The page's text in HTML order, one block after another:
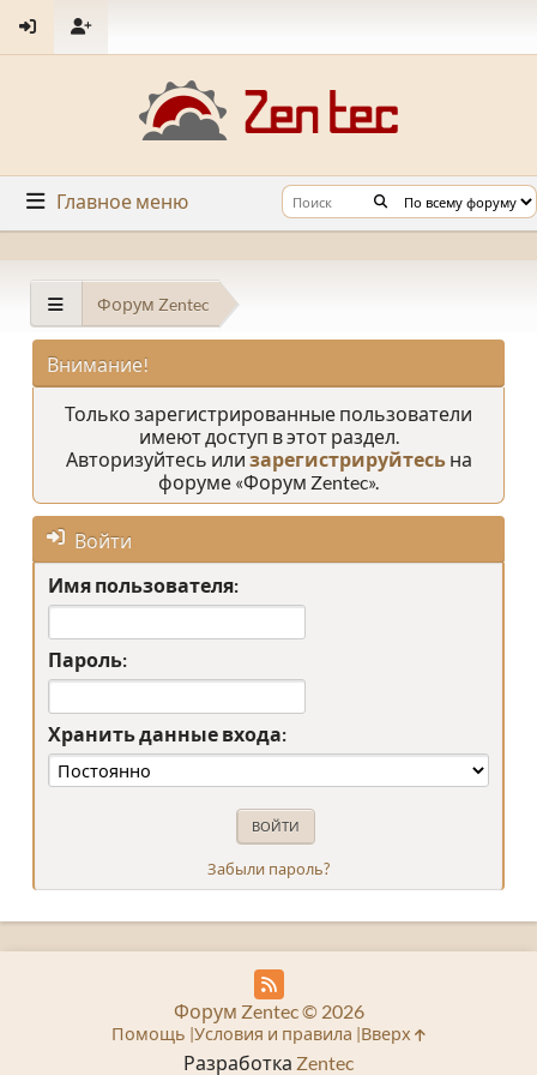
Главное меню
Форум Zentec
Внимание!
Только зарегистрированные пользователи
имеют доступ в этот раздел.
Авторизуйтесь или зарегистрируйтесьна
форуме «Форум Zentec».
Войти
Имя пользователя:
Пароль:
Хранить данные входа:
Забыли пароль?
Разработка Zentec
Форум Zentec © 2026
Помощь Условия и правила Вверх